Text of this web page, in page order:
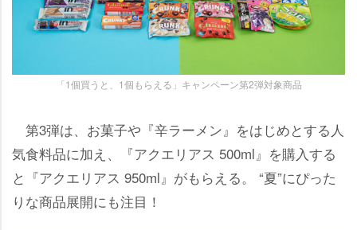
「1個買うと、1個もらえる」キャンペーン第2弾対象商品
第3弾は、お菓子や『辛ラーメン』をはじめとする人
気食料品に加え、『アクエリアス 500ml』を購入する
と『アクエリアス 950ml』がもらえる。 “夏”にぴった
りな商品展開にも注目！